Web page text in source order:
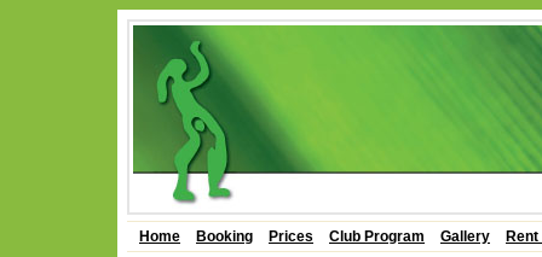
Home Booking Prices Club Program Gallery